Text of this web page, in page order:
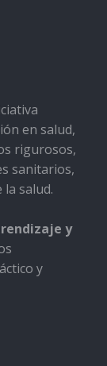
en salud,
rigurosos,
sanitarios,
la salud.
y
y